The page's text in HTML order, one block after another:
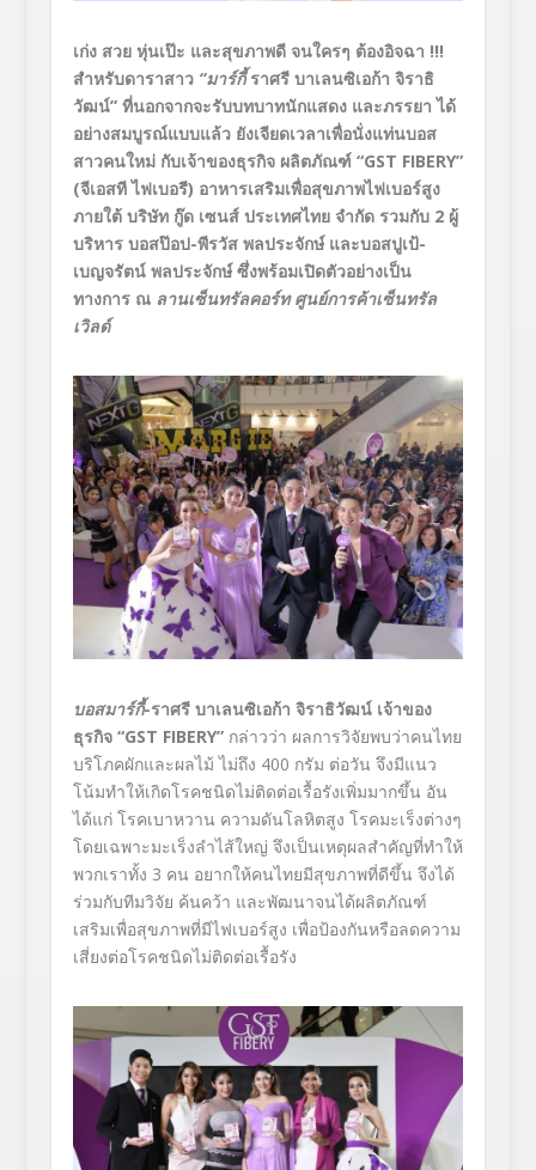
เก่ง สวย หุ่นเป๊ะ และสุขภาพดี จนใครๆ ต้องอิจฉา !!!
สำหรับดาราสาว “มาร์กี้ราศรี บาเลนซิเอก้า จิราธิ
วัฒน์”ที่นอกจากจะรับบทบาทนักแสดง และภรรยา ได้
อย่างสมบูรณ์แบบแล้ว ยังเจียดเวลาเพื่อนั่งแท่นบอส
สาวคนใหม่ กับเจ้าของธุรกิจ ผลิตภัณฑ์ “GST FIBERY”
(จีเอสที ไฟเบอรี) อาหารเสริมเพื่อสุขภาพไฟเบอร์สูง
ภายใต้ บริษัท กู๊ด เซนส์ ประเทศไทย จำกัด รวมกับ 2 ผู้
บริหาร บอสป๊อป-พีรวัส พลประจักษ์ และบอสปูเป้-
เบญจรัตน์ พลประจักษ์ ซึ่งพร้อมเปิดตัวอย่างเป็น
ทางการ ณ ลานเซ็นทรัลคอร์ท ศูนย์การค้าเซ็นทรัล
เวิลด์
บอสมาร์กี้-ราศรี บาเลนซิเอก้า จิราธิวัฒน์เจ้าของ
ธุรกิจ “GST FIBERY” กล่าวว่า ผลการวิจัยพบว่าคนไทย
บริโภคผักและผลไม้ ไม่ถึง 400 กรัม ต่อวัน จึงมีแนว
โน้มทำให้เกิดโรคชนิดไม่ติดต่อเรื้อรังเพิ่มมากขึ้น อัน
ได้แก่ โรคเบาหวาน ความดันโลหิตสูง โรคมะเร็งต่างๆ
โดยเฉพาะมะเร็งลำไส้ใหญ่ จึงเป็นเหตุผลสำคัญที่ทำให้
พวกเราทั้ง 3 คน อยากให้คนไทยมีสุขภาพที่ดีขึ้น จึงได้
ร่วมกับทีมวิจัย ค้นคว้า และพัฒนาจนได้ผลิตภัณฑ์
เสริมเพื่อสุขภาพที่มีไฟเบอร์สูง เพื่อป้องกันหรือลดความ
เสี่ยงต่อโรคชนิดไม่ติดต่อเรื้อรัง